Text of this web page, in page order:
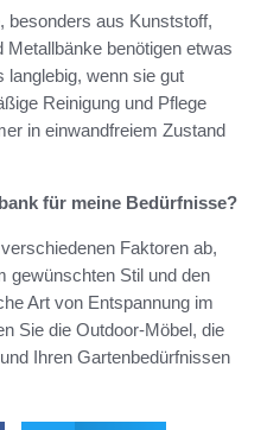
besonders aus Kunststoff,
benötigen etwas
langlebig, wenn sie gut
Reinigung und Pflege
in einwandfreiem Zustand
für meine Bedürfnisse?
Faktoren ab,
gewünschten Stil und den
Art von Entspannung im
Sie die Outdoor-Möbel, die
Ihren Gartenbedürfnissen